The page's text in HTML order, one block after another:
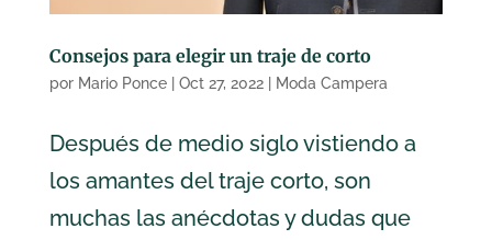
Consejos para elegir un traje de corto
por Mario Ponce| Oct 27, 2022| Moda Campera
Después de medio siglo vistiendo a
los amantes del traje corto, son
muchas las anécdotas y dudas que